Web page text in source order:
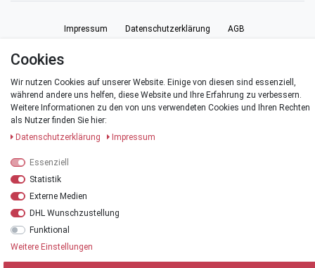
Impressum Daten­schutz­erklärung AGB
Barrierefreiheitserklärung
Kontakt
*Alle Preise verstehen sich inklusive der Mehrwertsteuer, zuzüglich der
**Versandkostenfrei innerhalb Deutschlands ab einem Warenwert von 20 €
Cookies
Wir nutzen Cookies auf unserer Website. Einige von diesen sind essenziell,
während andere uns helfen, diese Website und Ihre Erfahrung zu verbessern.
Weitere Informationen zu den von uns verwendeten Cookies und Ihren Rechten
als Nutzer finden Sie hier:
Daten­schutz­erklärung
Impressum
Essenziell
Statistik
Externe Medien
DHL Wunschzustellung
Funktional
Weitere Einstellungen